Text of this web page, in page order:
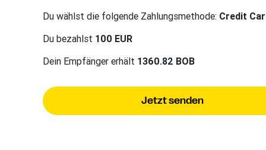
Du wählst die folgende Zahlungsmethode: Credit
Du bezahlst 100 EUR
Dein Empfänger erhält 1360.82 BOB
Jetzt senden